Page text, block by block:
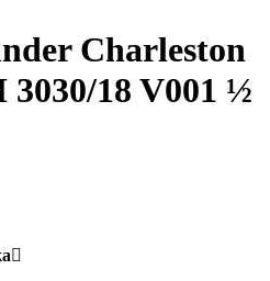
Charleston
18 V001 ½